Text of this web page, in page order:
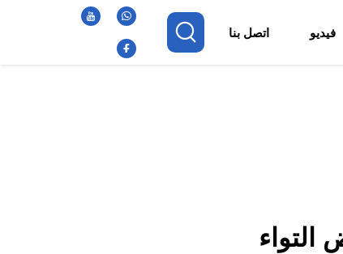
فيديو اتصل بنا
التواء